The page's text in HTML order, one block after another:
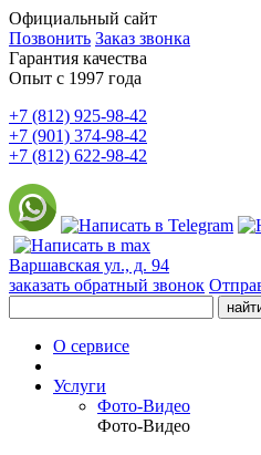
Официальный сайт
Позвонить Заказ звонка
Гарантия качества
Опыт с 1997 года
+7 (812) 925-98-42
+7 (901) 374-98-42
+7 (812) 622-98-42
Варшавская ул., д. 94
заказать обратный звонок
О сервисе
Услуги
Фото-Видео
Фото-Видео